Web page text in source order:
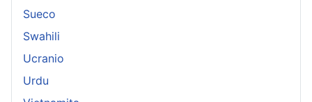
Sueco
Swahili
Ucranio
Urdu